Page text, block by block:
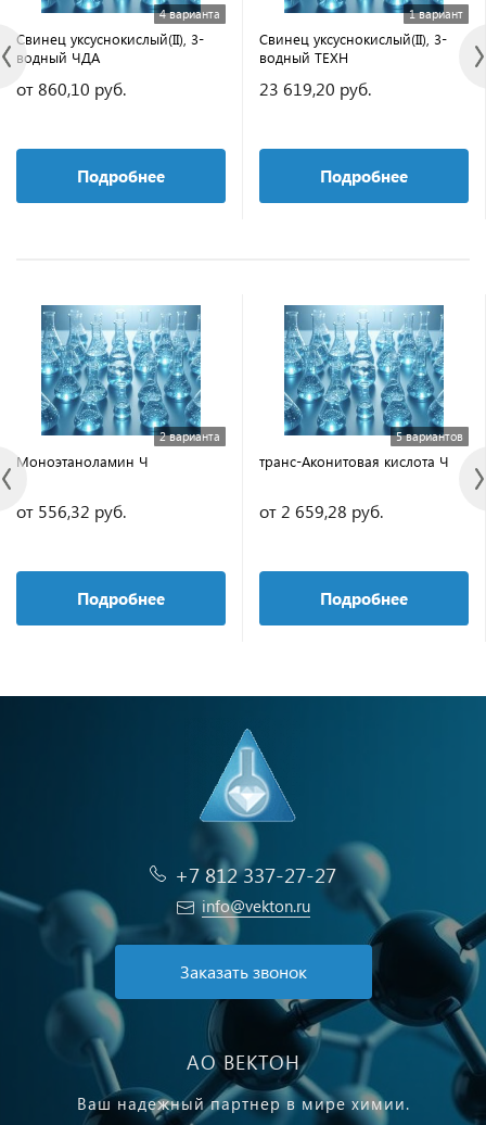
4 варианта
Свинец уксуснокислый(II), 3-
водный ЧДА
от 860,10 руб.
Подробнее
1 вариант
Свинец уксуснокислый(II), 3-
водный ТЕХН
23 619,20 руб.
Подробнее
2 варианта
Моноэтаноламин Ч
от 556,32 руб.
Подробнее
5 вариантов
транс-Аконитовая кислота Ч
от 2 659,28 руб.
Подробнее
+7 812 337-27-27
info@vekton.ru
Заказать звонок
АО ВЕКТОН
Ваш надежный партнер в мире химии.